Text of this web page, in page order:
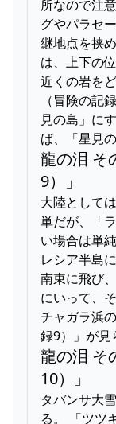
所なので注
グやパラセ
継地点を挟
は、上下の
近くの岩を
（冒険の記
見の島」に
ば、「星見
龍の泪 そ
9）」
大陸として
単だが、「
い場合は単
レシア半島
南東に飛び
にいって、
チャガラ浜
録9）」が見
龍の泪 そ
10）」
タバンサ大
る。 「ツツ